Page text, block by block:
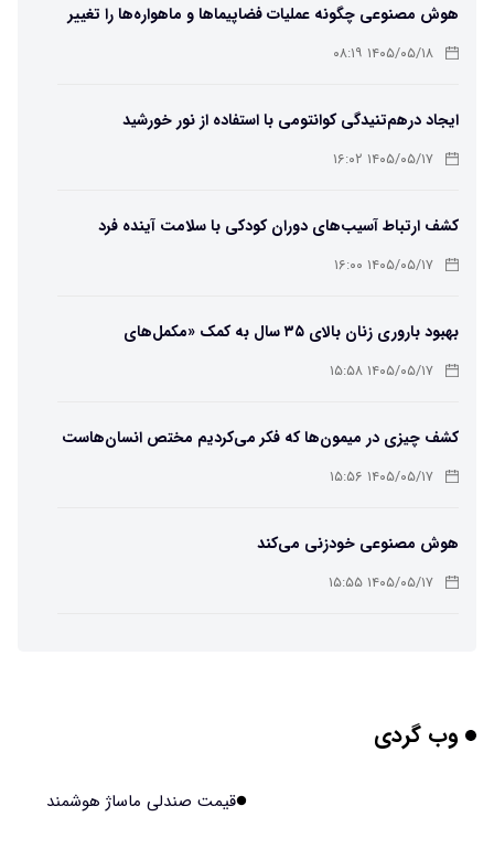
هوش مصنوعی چگونه عملیات فضاپیماها و ماهواره‌ها را تغییر
می‌دهد؟
۱۴۰۵/۰۵/۱۸ ۰۸:۱۹
ایجاد درهم‌تنیدگی کوانتومی با استفاده از نور خورشید
۱۴۰۵/۰۵/۱۷ ۱۶:۰۲
کشف ارتباط آسیب‌های دوران کودکی با سلامت آینده فرد
۱۴۰۵/۰۵/۱۷ ۱۶:۰۰
بهبود باروری زنان بالای ۳۵ سال به کمک «مکمل‌های
باکتریایی»
۱۴۰۵/۰۵/۱۷ ۱۵:۵۸
کشف چیزی در میمون‌ها که فکر می‌کردیم مختص انسان‌هاست
۱۴۰۵/۰۵/۱۷ ۱۵:۵۶
هوش مصنوعی خودزنی می‌کند
۱۴۰۵/۰۵/۱۷ ۱۵:۵۵
این زن پس از حمله صرع، قدرت عجیبی به دست آورده است
وب گردی
قیمت صندلی ماساژ هوشمند